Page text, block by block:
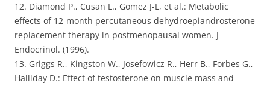
12. Diamond P., Cusan L., Gomez J-L, et al.: Metabolic
effects of 12-month percutaneous dehydroepiandrosterone
replacement therapy in postmenopausal women. J
Endocrinol. (1996).
13. Griggs R., Kingston W., Josefowicz R., Herr B., Forbes G.,
Halliday D.: Effect of testosterone on muscle mass and